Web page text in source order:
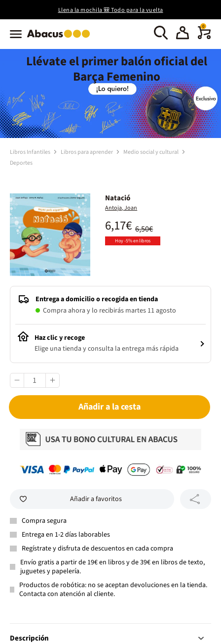
Llena la mochila 🎒 Todo para la vuelta
0
Llévate el primer balón oficial del
Barça Femenino
Libros Infantiles Libros para aprender
Medio social y cultural
Deportes
Natació
Antoja, Joan
6,50€
6,17€
Hoy -5% en libros
Entrega a domicilio o recogida en tienda
Compra ahora y lo recibirás martes 11 agosto
Haz clic y recoge
Elige una tienda y consulta la entrega más rápida
Añadir a la cesta
Añadir a favoritos
Compra segura
Entrega en 1-2 días laborables
Regístrate y disfruta de descuentos en cada compra
Envío gratis a partir de 19€ en libros y de 39€ en libros de texto,
juguetes y papelería.
Productos de robótica: no se aceptan devoluciones en la tienda.
Contacta con atención al cliente.
Descripción